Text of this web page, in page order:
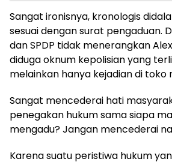
Sangat ironisnya, kronologis
sesuai dengan surat pengaduan.
dan SPDP tidak menerangkan
diduga oknum kepolisian yang
melainkan hanya kejadian di toko
Sangat mencederai hati
penegakan hukum sama siapa
mengadu? Jangan mencederai
Karena suatu peristiwa hukum